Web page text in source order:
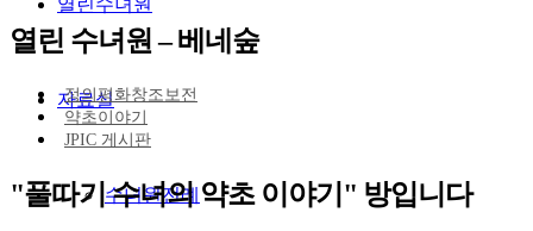
열린수녀원
자료실
수녀원전례
열린 수녀원– 베네숲
정의평화창조보전
약초이야기
JPIC 게시판
"풀따기 수녀의 약초 이야기" 방입니다